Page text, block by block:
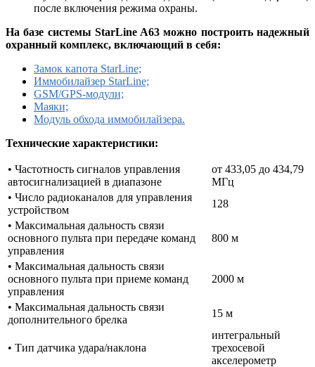
после включения режима охраны.
На базе системы StarLine A63 можно построить надежный
охранный комплекс, включающий в себя:
Замок капота StarLine;
Иммобилайзер StarLine;
GSM/GPS-модули;
Маяки;
Модуль обхода иммобилайзера.
Технические характеристики:
• Частотность сигналов управления
автосигнализацией в диапазоне
от 433,05 до 434,79
МГц
• Число радиоканалов для управления
устройством
128
• Максимальная дальность связи
основного пульта при передаче команд
управления
800 м
• Максимальная дальность связи
основного пульта при приеме команд
управления
2000 м
• Максимальная дальность связи
дополнительного брелка
15 м
• Тип датчика удара/наклона
интегральный
трехосевой
акселерометр